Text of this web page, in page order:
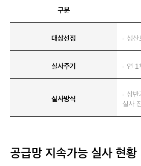
구분
대상선정 - 생산
실사주기 - 연 1
실사방식
- 상
실사
공급망 지속가능 실사 현황